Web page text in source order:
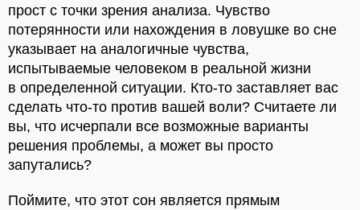
прост с точки зрения анализа. Чувство
потерянности или нахождения в ловушке во сне
указывает на аналогичные чувства,
испытываемые человеком в реальной жизни
в определенной ситуации. Кто-то заставляет вас
сделать что-то против вашей воли? Считаете ли
вы, что исчерпали все возможные варианты
решения проблемы, а может вы просто
запутались?
Поймите, что этот сон является прямым